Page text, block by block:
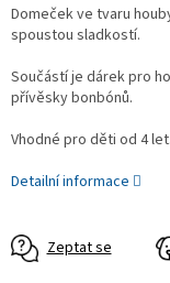
Domeček ve tvaru
spoustou sladkostí.
Součástí je dárek pro
přívěsky bonbónů.
Vhodné pro děti od 4 let.
Detailní informace
Zeptat se